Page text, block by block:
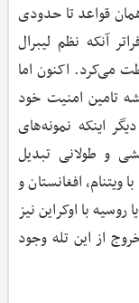
قواعد تا حدودی
آنکه نظم لیبرال
می‌کرد. اکنون اما
تامین امنیت خود
اینکه نمونه‌های
و طولانی تبدیل
افغانستان و
با اوکراین نیز
از این تله وجود